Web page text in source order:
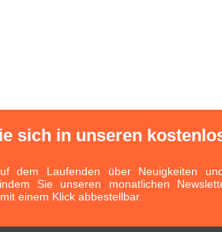
sich in unseren
dem Laufenden über Neuigkeiten
Sie unseren monatlichen
einem Klick abbestellbar.